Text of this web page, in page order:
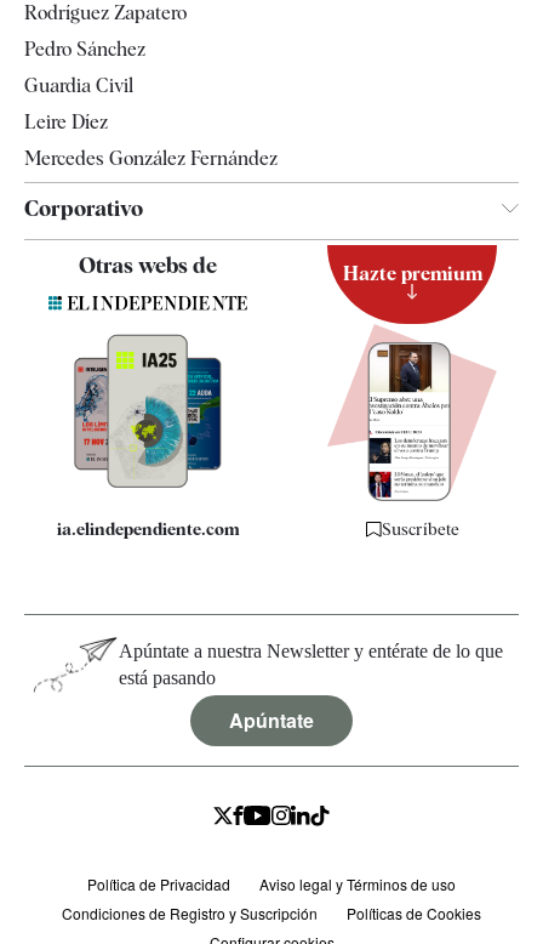
Televisión
Rodríguez Zapatero
Pedro Sánchez
Guardia Civil
Leire Díez
Mercedes González Fernández
Corporativo
Contacto
Quiénes somos
Especificaciones
Otras webs de
ia.elindependiente.com
Hazte premium
Suscríbete
Apúntate a nuestra Newsletter y entérate de lo que
está pasando
Apúntate
Política de Privacidad
Aviso legal y Términos de uso
Condiciones de Registro y Suscripción
Políticas de Cookies